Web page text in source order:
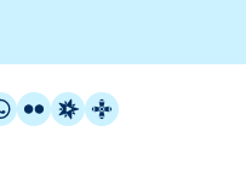
FlickrRadio Estel
Catalunya